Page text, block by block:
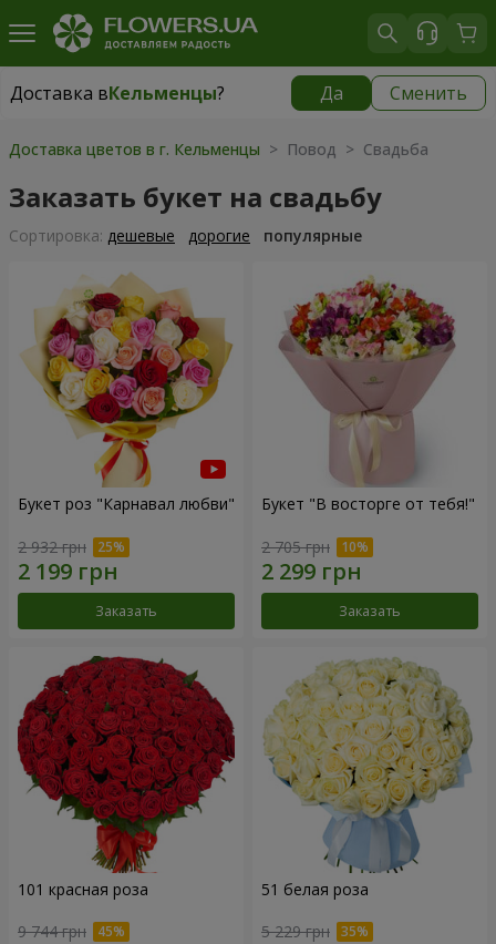
Доставка вКельменцы? Да Сменить
Доставка вКельменцы|
Доставка цветов в г. Кельменцы > Повод > Свадьба
Заказать букет на свадьбу
Cортировка: дешевые дорогие популярные
Букет роз "Карнавал любви"
2 932 грн
Заказать
Букет "В восторге от тебя!"
2 705 грн
Заказать
101 красная роза
9 744 грн
51 белая роза
5 229 грн